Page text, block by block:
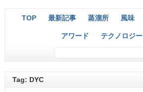
TOP 最新記事 蒸溜所 風味
アワード テクノロジー
Tag: DYC